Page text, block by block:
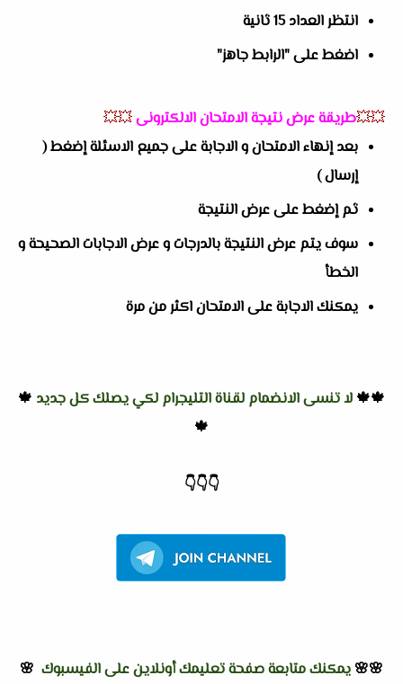
انتظر العداد 15 ثانية
اضغط على "الرابط جاهز"
💥💥طريقة عرض نتيجة الامتحان الالكترونى💥💥
بعد إنهاء الامتحان و الاجابة على جميع الاسئلة إضغط (
إرسال )
ثم إضغط على عرض النتيجة
سوف يتم عرض النتيجة بالدرجات و عرض الاجابات الصحيحة و
الخطأ
يمكنك الاجابة على الامتحان اكثر من مرة
🍁🍁 لا تنسى الانضمام لقناة التليجرام لكي يصلك كل جديد 🍁
🍁
👇
👇
👇
🌸🌸 يمكنك متابعة صفحة تعليمك أونلاين على الفيسبوك 🌸